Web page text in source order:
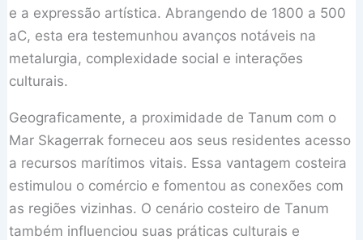
e a expressão artística. Abrangendo de 1800 a 500
aC, esta era testemunhou avanços notáveis na
metalurgia, complexidade social e interações
culturais.
Geograficamente, a proximidade de Tanum com o
Mar Skagerrak forneceu aos seus residentes acesso
a recursos marítimos vitais. Essa vantagem costeira
estimulou o comércio e fomentou as conexões com
as regiões vizinhas. O cenário costeiro de Tanum
também influenciou suas práticas culturais e